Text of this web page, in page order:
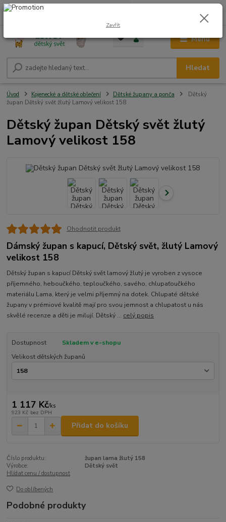
Menu
Hledat
+420 604 278 943 0,00 Kč
Úvod Kojenecké a dětské oblečení Dětské župany a ponča
Dětský
župan Dětský svět žlutý Lamový velikost 158
Dětský župan Dětský svět žlutý
Lamový velikost 158
Ohodnotit produkt
Dámský župan s kapucí, Dětský svět, žlutý Lamový
velikost 158
Dětský župan s kapucí Dětský svět lamový žlutý je vyroben z vysoce
příjemného, heboučkého, teploučkého, savého, chlupaťoučkého
materiálu Lama, který je velmi příjemný na dotek. Chlupaté dětské
župany v prémiové kvalitě mají pro svou jemnost a chlupatost u nás
skvělé recenze a děti je milují. Dětský ... celý popis
Dostupnost
Skladem v e-shopu
Velikost dětských županů
1 117 Kč/ks
923 Kč bez DPH
Přidat do košíku
Číslo produktu:
župan lama žlutý 158
Výrobce:
Dětský svět
Hlídat cenu / dostupnost
Do oblíbených
Podobné produkty
Zavřít